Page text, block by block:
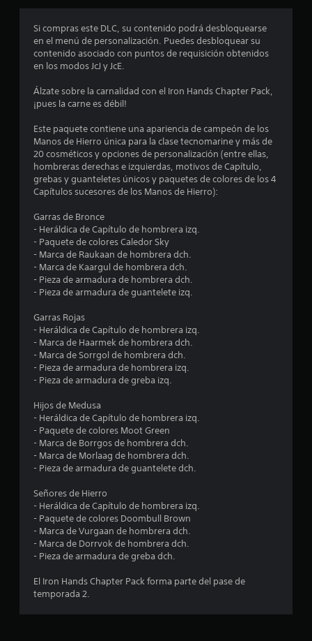
4
s
t
r
e
l
r
a
l
a
h
i
s
t
o
r
i
a
y
l
o
s
p
e
r
s
o
n
a
j
e
s
p
r
i
n
c
i
p
a
l
e
s
.
Si compras este DLC, su contenido podrá desbloquearse
en el menú de personalización. Puedes desbloquear su
contenido asociado con puntos de requisición obtenidos
en los modos JcJ y JcE.
Álzate sobre la carnalidad con el Iron Hands Chapter Pack,
¡pues la carne es débil!
Este paquete contiene una apariencia de campeón de los
Manos de Hierro única para la clase tecnomarine y más de
20 cosméticos y opciones de personalización (entre ellas,
hombreras derechas e izquierdas, motivos de Capítulo,
grebas y guanteletes únicos y paquetes de colores de los 4
Capítulos sucesores de los Manos de Hierro):
Garras de Bronce
- Heráldica de Capítulo de hombrera izq.
- Paquete de colores Caledor Sky
- Marca de Raukaan de hombrera dch.
- Marca de Kaargul de hombrera dch.
- Pieza de armadura de hombrera dch.
- Pieza de armadura de guantelete izq.
Garras Rojas
- Heráldica de Capítulo de hombrera izq.
- Marca de Haarmek de hombrera dch.
- Marca de Sorrgol de hombrera dch.
- Pieza de armadura de hombrera izq.
- Pieza de armadura de greba izq.
Hijos de Medusa
- Heráldica de Capítulo de hombrera izq.
- Paquete de colores Moot Green
- Marca de Borrgos de hombrera dch.
- Marca de Morlaag de hombrera dch.
- Pieza de armadura de guantelete dch.
Señores de Hierro
- Heráldica de Capítulo de hombrera izq.
- Paquete de colores Doombull Brown
- Marca de Vurgaan de hombrera dch.
- Marca de Dorrvok de hombrera dch.
- Pieza de armadura de greba dch.
El Iron Hands Chapter Pack forma parte del pase de
temporada 2.